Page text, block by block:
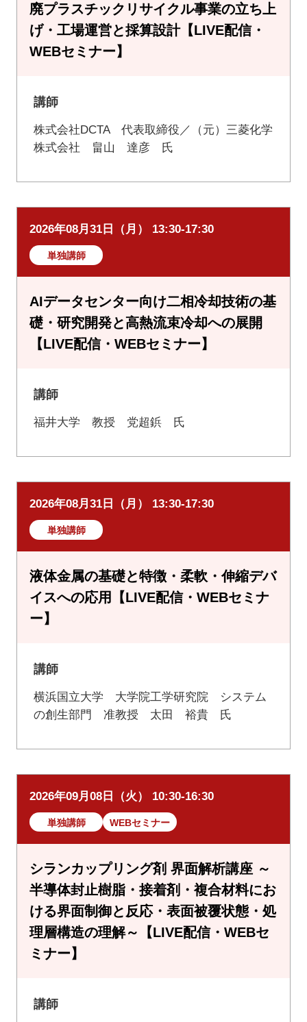
廃プラスチックリサイクル事業の立ち上
げ・工場運営と採算設計【LIVE配信・
WEBセミナー】
講師
株式会社DCTA 代表取締役／（元）三菱化学
株式会社 畠山 達彦 氏
2026年08月31日（月） 13:30-17:30
単独講師
AIデータセンター向け二相冷却技術の基
礎・研究開発と高熱流束冷却への展開
【LIVE配信・WEBセミナー】
講師
福井大学 教授 党超鋲 氏
2026年08月31日（月） 13:30-17:30
単独講師
液体金属の基礎と特徴・柔軟・伸縮デバ
イスへの応用【LIVE配信・WEBセミナ
ー】
講師
横浜国立大学 大学院工学研究院 システム
の創生部門 准教授 太田 裕貴 氏
2026年09月08日（火） 10:30-16:30
単独講師 WEBセミナー
シランカップリング剤 界面解析講座 ～
半導体封止樹脂・接着剤・複合材料にお
ける界面制御と反応・表面被覆状態・処
理層構造の理解～【LIVE配信・WEBセ
ミナー】
講師